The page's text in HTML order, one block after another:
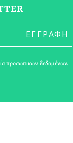
προσωπικών δεδομένων.